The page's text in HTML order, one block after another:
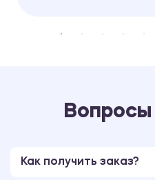
Вопросы
Как получить заказ?